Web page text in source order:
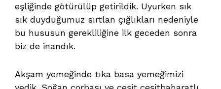
eşliğinde götürülüp getirildik. Uyurken sık
sık duyduğumuz sırtlan çığlıkları nedeniyle
bu hususun gerekliliğine ilk geceden sonra
biz de inandık.
Akşam yemeğinde tıka basa yemeğimizi